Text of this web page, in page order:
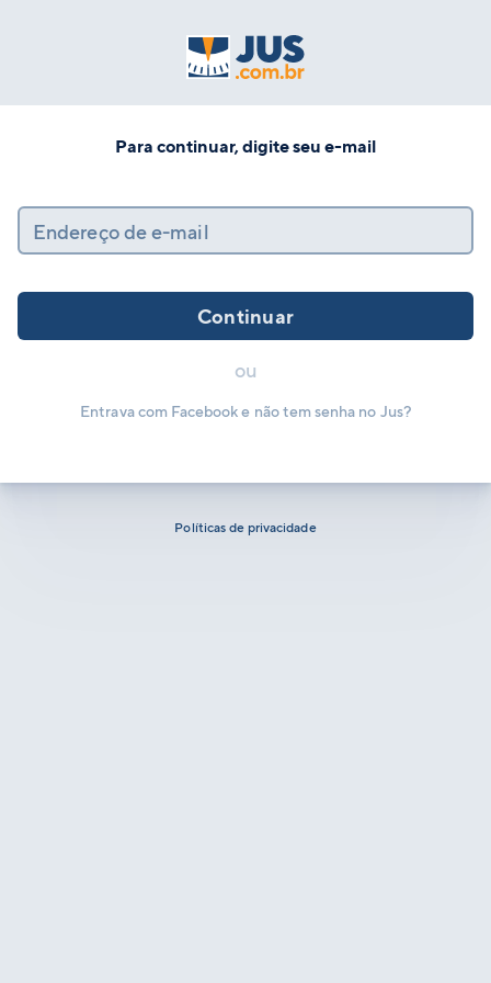
Para continuar, digite seu e-mail
Endereço de e-mail
Continuar
ou
Entrava com Facebook e não tem senha no Jus?
Políticas de privacidade